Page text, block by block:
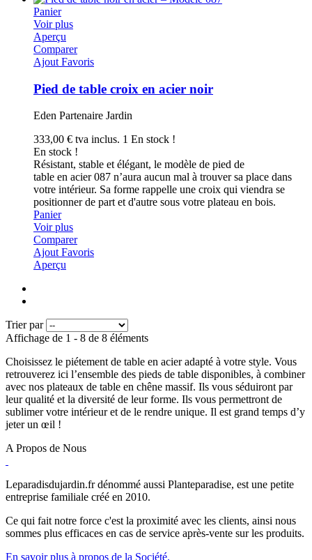
Panier
Voir plus
Aperçu
Comparer
Ajout Favoris
Pied de table croix en acier noir
Eden Partenaire Jardin
333,00 € tva inclus. 1 En stock !
En stock !
Résistant, stable et élégant, le modèle de pied de
table en acier 087 n’aura aucun mal à trouver sa place dans
votre intérieur. Sa forme rappelle une croix qui viendra se
positionner de part et d'autre sous votre plateau en bois.
Panier
Voir plus
Comparer
Ajout Favoris
Aperçu
Trier par
Affichage de 1 - 8 de 8 éléments
Choisissez le piétement de table en acier adapté à votre style. Vous
retrouverez ici l’ensemble des pieds de table disponibles, à combiner
avec nos plateaux de table en chêne massif. Ils vous séduiront par
leur qualité et la diversité de leur forme. Ils vous permettront de
sublimer votre intérieur et de le rendre unique. Il est grand temps d’y
jeter un œil !
A Propos de Nous
Leparadisdujardin.fr dénommé aussi Planteparadise, est une petite
entreprise familiale créé en 2010.
Ce qui fait notre force c'est la proximité avec les clients, ainsi nous
sommes plus efficaces en cas de service après-vente sur les produits.
En savoir plus à propos de la Société.